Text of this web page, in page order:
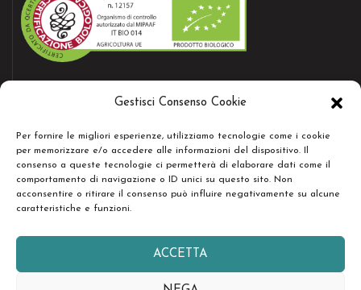
Gestisci Consenso Cookie
Per fornire le migliori esperienze, utilizziamo tecnologie come i cookie
per memorizzare e/o accedere alle informazioni del dispositivo. Il
consenso a queste tecnologie ci permetterà di elaborare dati come il
comportamento di navigazione o ID unici su questo sito. Non
acconsentire o ritirare il consenso può influire negativamente su alcune
caratteristiche e funzioni.
ACCETTA
AZIENDA CERTIFICATA
RESTA IN CONTATTO
Copyright © Società Agricola Serenissima Sr.l. - Tutti i diritti